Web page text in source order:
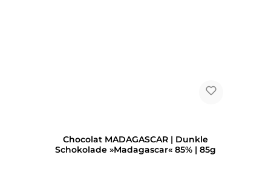
Chocolat MADAGASCAR | Dunkle
Schokolade »Madagascar« 85% | 85g